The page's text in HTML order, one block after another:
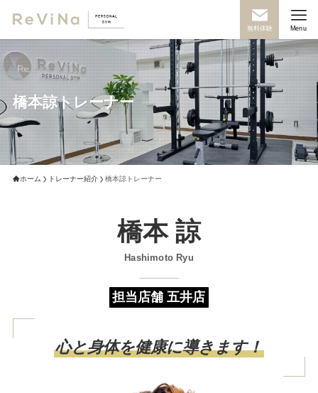
無料体験 Menu
橋本諒トレーナー
ホーム トレーナー紹介 橋本諒トレーナー
橋本 諒
Hashimoto Ryu
担当店舗 五井店
心と身体を健康に導きます！